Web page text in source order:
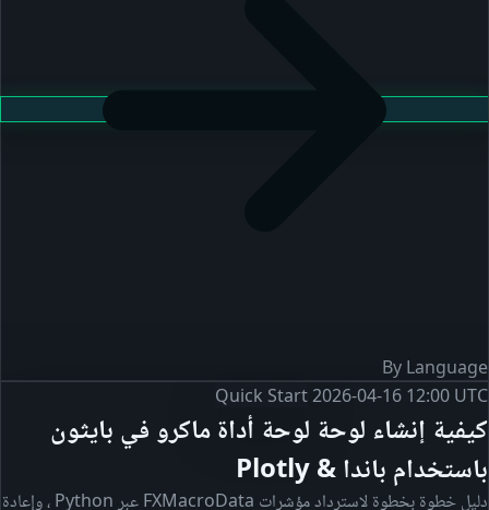
By Language
Quick Start2026-04-16 12:00 UTC
كيفية إنشاء لوحة لوحة أداة ماكرو في بايثون
باستخدام باندا & Plotly
دليل خطوة بخطوة لاسترداد مؤشرات FXMacroData عبر Python ، وإعادة